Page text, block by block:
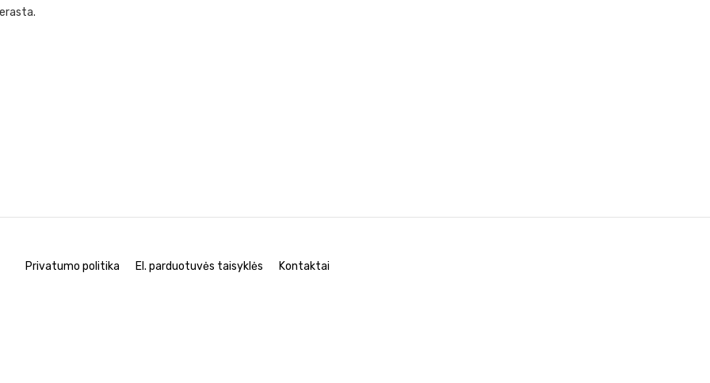
Privatumo politika El. parduotuvės taisyklės Kontaktai